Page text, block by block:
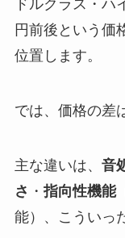
ドルクラス・ハ
円前後という価
位置します。
では、価格の差
主な違いは、 音
さ ・ 指向性機能
能）、こういっ